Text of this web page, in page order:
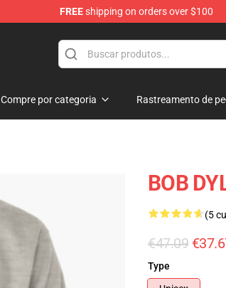
FREEshipping on orders over $100
Compre por categoria Rastreamento de
BOB
(5
€47.09
Type